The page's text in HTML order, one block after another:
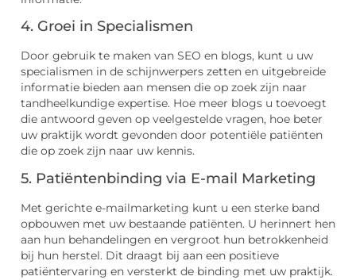
4. Groei in Specialismen
Door gebruik te maken van SEO en blogs, kunt u uw
specialismen in de schijnwerpers zetten en uitgebreide
informatie bieden aan mensen die op zoek zijn naar
tandheelkundige expertise. Hoe meer blogs u toevoegt
die antwoord geven op veelgestelde vragen, hoe beter
uw praktijk wordt gevonden door potentiële patiënten
die op zoek zijn naar uw kennis.
5. Patiëntenbinding via E-mail Marketing
Met gerichte e-mailmarketing kunt u een sterke band
opbouwen met uw bestaande patiënten. U herinnert hen
aan hun behandelingen en vergroot hun betrokkenheid
bij hun herstel. Dit draagt bij aan een positieve
patiëntervaring en versterkt de binding met uw praktijk.